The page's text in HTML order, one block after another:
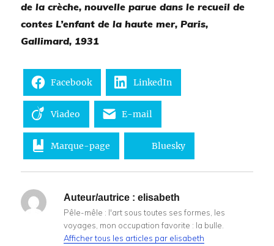
de la crèche, nouvelle parue dans le recueil de
contes L’enfant de la haute mer, Paris,
Gallimard, 1931
Facebook LinkedIn
Viadeo E-mail
Marque-page Bluesky
Auteur/autrice : elisabeth
Pêle-mêle : l'art sous toutes ses formes, les
voyages, mon occupation favorite : la bulle.
Afficher tous les articles par elisabeth